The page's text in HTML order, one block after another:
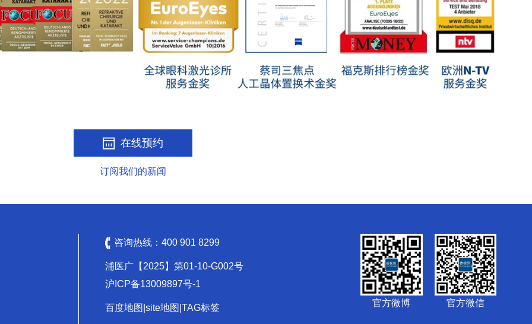
在线预约
订阅我们的新闻
官方微博 官方微信
咨询热线： 400 901 8299
浦医广【2025】第01-10-G002号
沪ICP备13009897号-1
百度地图 site地图 TAG标签